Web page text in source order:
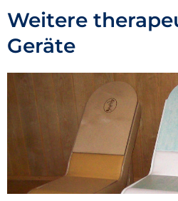
Weitere
Geräte